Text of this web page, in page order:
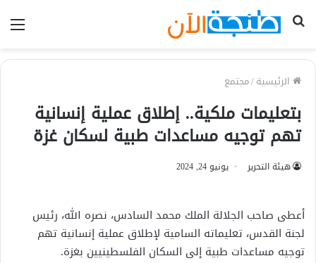
بحث
الرئيسية/مجتمع
بتعليمات ملكية.. إطلاق عملية إنسانية
تهم توجيه مساعدات طبية لسكان غزة
هيئة التحرير يونيو 24, 2024
أعطى صاحب الجلالة الملك محمد السادس، نصره الله، رئيس
لجنة القدس، تعليماته السامية لإطلاق عملية إنسانية تهم
توجيه مساعدات طبية إلى السكان الفلسطينيين بغزة.